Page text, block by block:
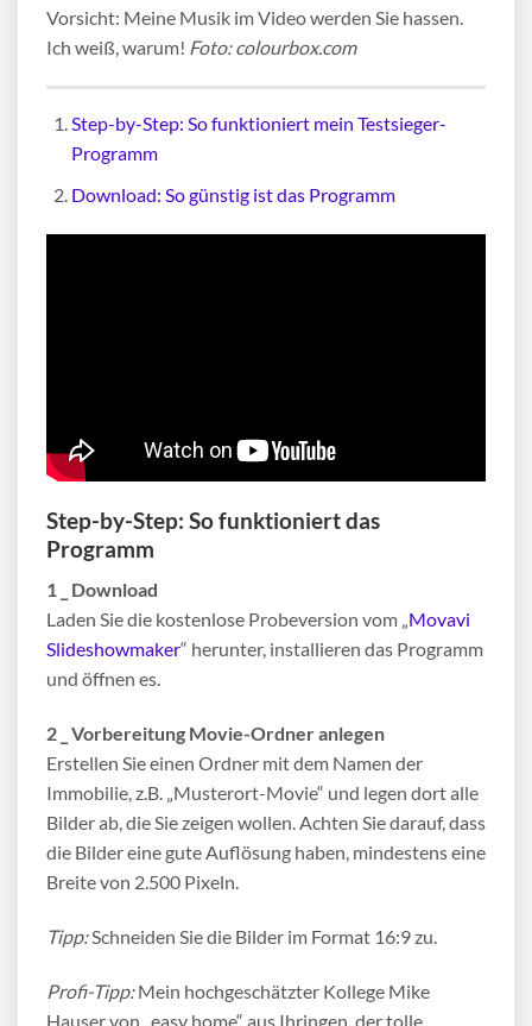
Vorsicht: Meine Musik im Video werden Sie hassen.
Ich weiß, warum! Foto: colourbox.com
Step-by-Step: So funktioniert mein Testsieger-
Programm
Download: So günstig ist das Programm
Step-by-Step: So funktioniert das
Programm
1 _ Download
Laden Sie die kostenlose Probeversion vom „Movavi
Slideshowmaker“ herunter, installieren das Programm
und öffnen es.
2 _ Vorbereitung Movie-Ordner anlegen
Erstellen Sie einen Ordner mit dem Namen der
Immobilie, z.B. „Musterort-Movie“ und legen dort alle
Bilder ab, die Sie zeigen wollen. Achten Sie darauf, dass
die Bilder eine gute Auflösung haben, mindestens eine
Breite von 2.500 Pixeln.
Tipp:Schneiden Sie die Bilder im Format 16:9 zu.
Profi-Tipp:Mein hochgeschätzter Kollege Mike
Hauser von „easy home“ aus Ihringen, der tolle